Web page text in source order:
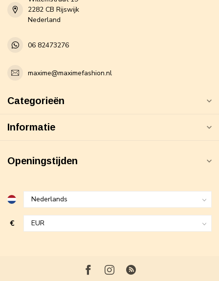
2282 CB Rijswijk
Nederland
06 82473276
maxime@maximefashion.nl
Categorieën
Informatie
Openingstijden
€